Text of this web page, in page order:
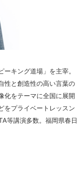
キング道場」を主宰。
性と創造性の高い言葉の
化をテーマに全国に展開
をプライベートレッスン
等講演多数。福岡県春日